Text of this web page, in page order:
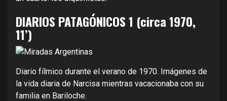
DIARIOS PATAGÓNICOS 1 (circa 1970,
11’)
Diario fílmico durante el verano de 1970. Imágenes de
la vida diaria de Narcisa mientras vacacionaba con su
familia en Bariloche.